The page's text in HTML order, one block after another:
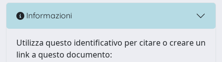
Informazioni
Utilizza questo identificativo per citare o creare un
link a questo documento: